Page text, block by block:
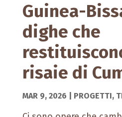
Guinea-
dighe che
risaie di
MAR 9, 2026 PROGETTI,